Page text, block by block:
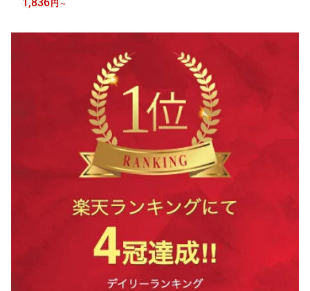
取り寄せグルメ 海鮮ギフト 食品ギフト 高級食材 」
1,836 円 ～